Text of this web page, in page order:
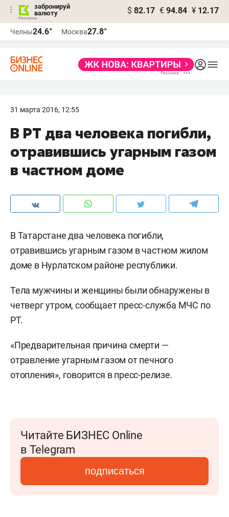
забронируй
валюту
$ 82.17 € 94.84 ¥ 12.17
Челны24.6° Москва27.8°
31 марта 2016, 12:55
В РТ два человека погибли,
отравившись угарным газом
в частном доме
В Татарстане два человека погибли,
отравившись угарным газом в частном жилом
доме в Нурлатском районе республики.
Тела мужчины и женщины были обнаружены в
четверг утром, сообщает пресс-служба МЧС по
РТ.
«Предварительная причина смерти —
отравление угарным газом от печного
отопления», говорится в пресс-релизе.
Читайте БИЗНЕС Online
в Telegram
подписаться